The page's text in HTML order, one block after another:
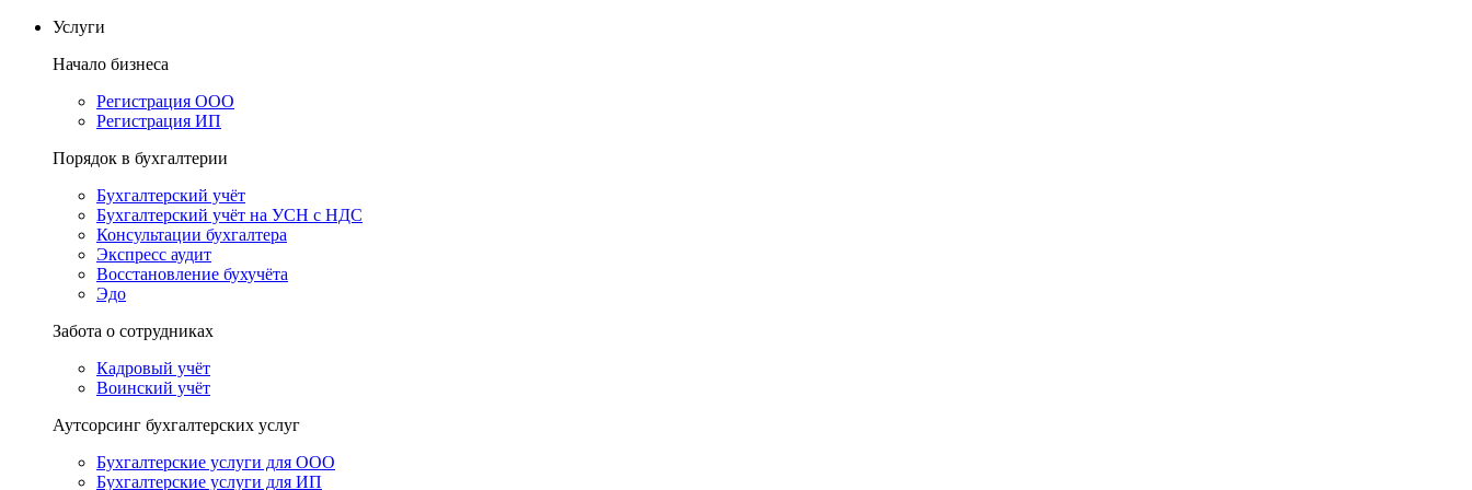
Услуги
Начало бизнеса
Регистрация ООО
Регистрация ИП
Порядок в бухгалтерии
Бухгалтерский учёт
Бухгалтерский учёт на УСН с НДС
Консультации бухгалтера
Экспресс аудит
Восстановление бухучёта
Эдо
Забота о сотрудниках
Кадровый учёт
Воинский учёт
Аутсорсинг бухгалтерских услуг
Бухгалтерские услуги для ООО
Бухгалтерские услуги для ИП